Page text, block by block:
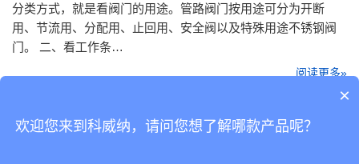
分类方式，就是看阀门的用途。管路阀门按用途可分为开断
用、节流用、分配用、止回用、安全阀以及特殊用途不锈钢阀
门。 二、看工作条…
阅读更多»
×
欢迎您来到科威纳，请问您想了解哪款产品呢？